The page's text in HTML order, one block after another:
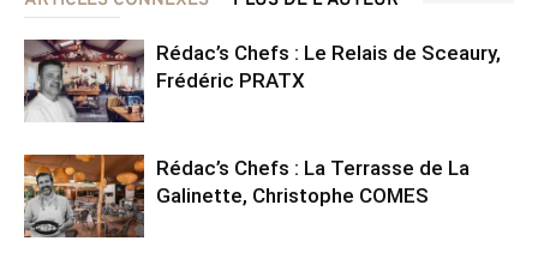
Rédac’s Chefs : Le Relais de Sceaury,
Frédéric PRATX
Rédac’s Chefs : La Terrasse de La
Galinette, Christophe COMES